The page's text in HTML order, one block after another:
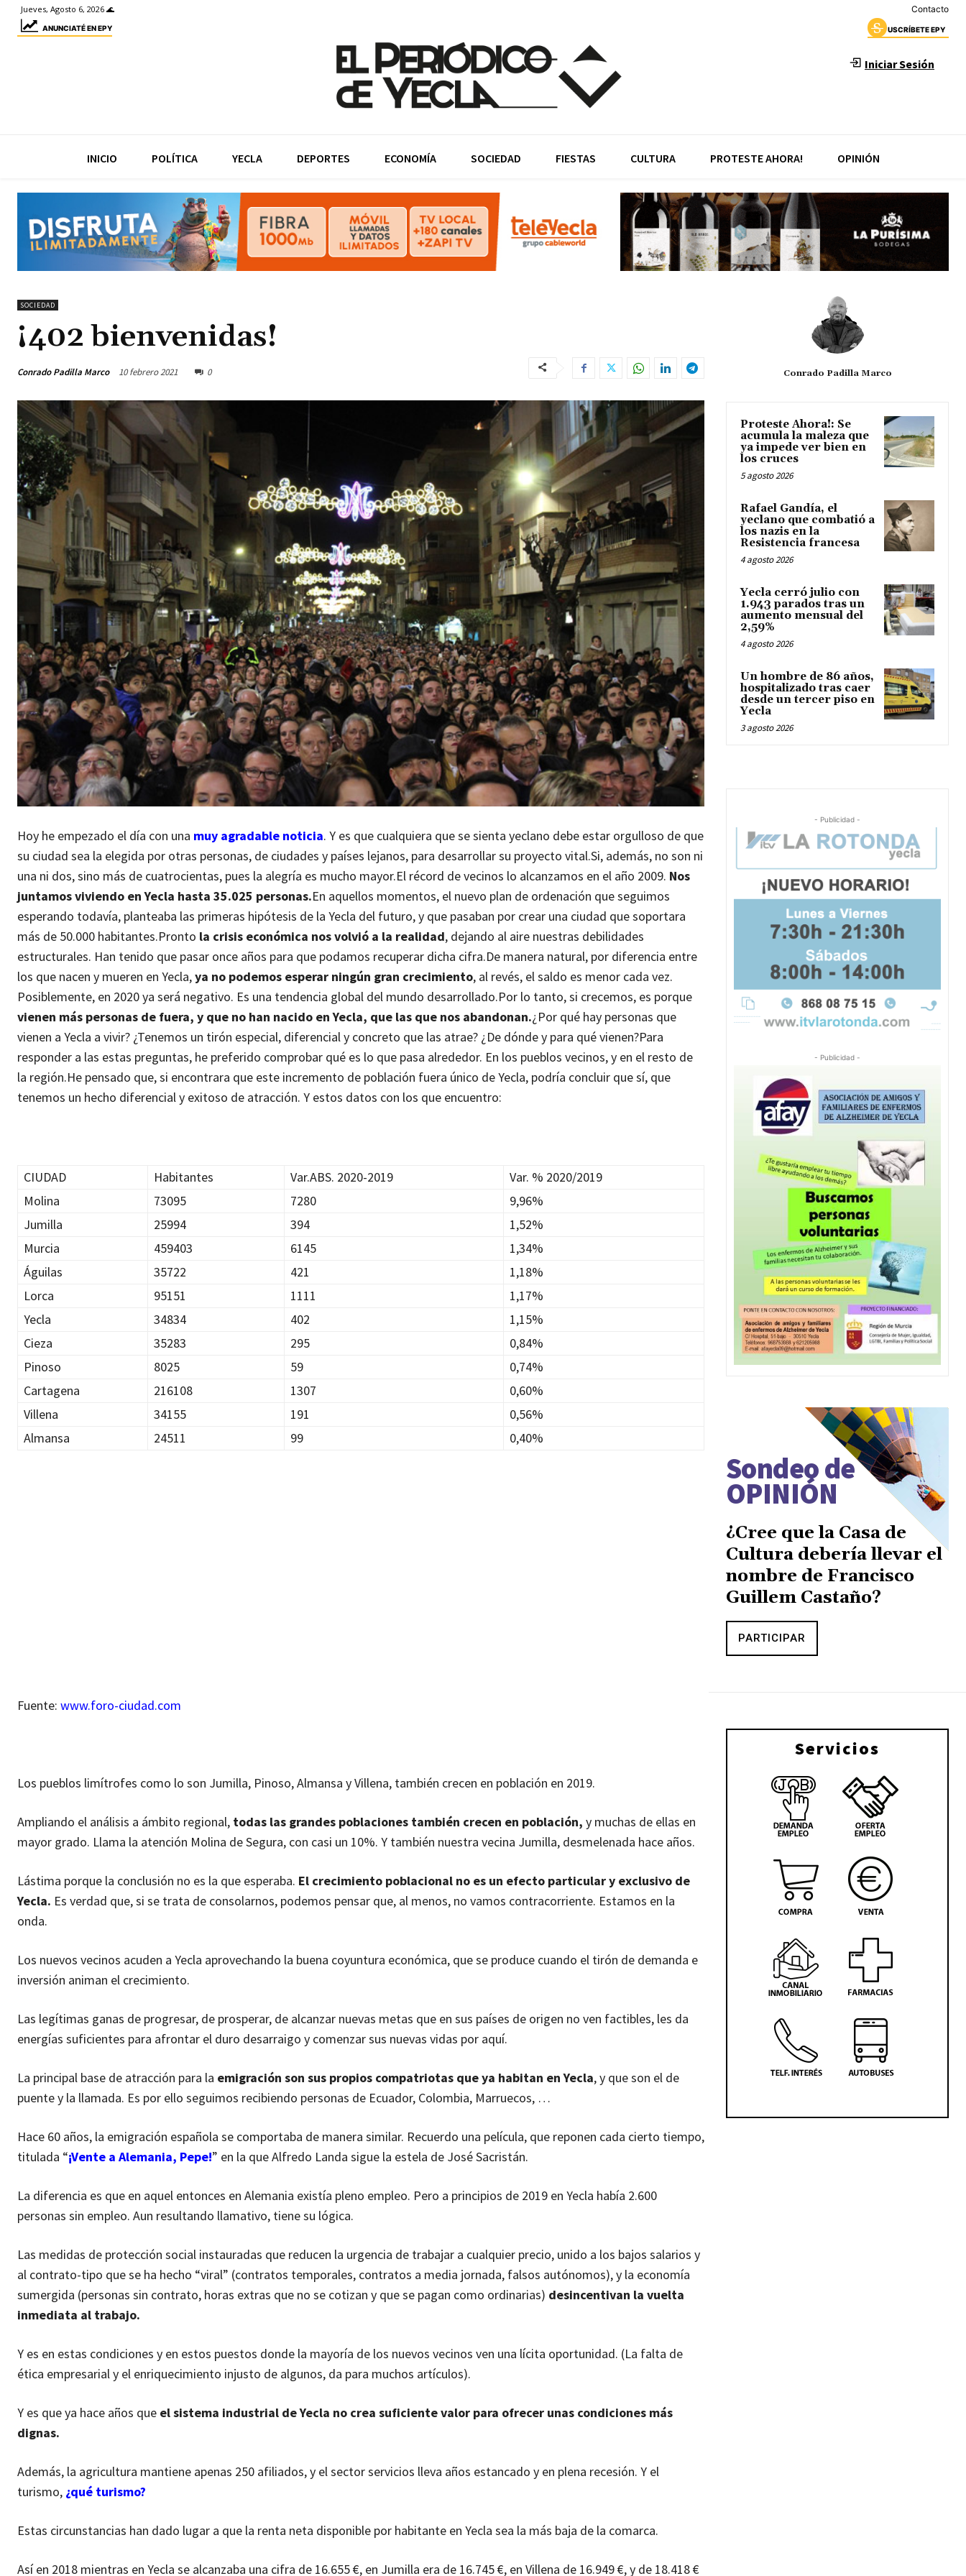
Jueves, Agosto 6, 2026 🌊 Contacto
ANUNCIATÉ EN EPY USCRÍBETE EPY
Iniciar Sesión
INICIO POLÍTICA YECLA DEPORTES ECONOMÍA SOCIEDAD FIESTAS CULTURA PROTESTE AHORA! OPINIÓN
SOCIEDAD
¡402 bienvenidas!
Conrado Padilla Marco 10 febrero 2021 0
Hoy he empezado el día con una muy agradable noticia. Y es que cualquiera que se sienta yeclano debe estar orgulloso de que
su ciudad sea la elegida por otras personas, de ciudades y países lejanos, para desarrollar su proyecto vital.Si, además, no son ni
una ni dos, sino más de cuatrocientas, pues la alegría es mucho mayor.El récord de vecinos lo alcanzamos en el año 2009. Nos
juntamos viviendo en Yecla hasta 35.025 personas.En aquellos momentos, el nuevo plan de ordenación que seguimos
esperando todavía, planteaba las primeras hipótesis de la Yecla del futuro, y que pasaban por crear una ciudad que soportara
más de 50.000 habitantes.Pronto la crisis económica nos volvió a la realidad, dejando al aire nuestras debilidades
estructurales. Han tenido que pasar once años para que podamos recuperar dicha cifra.De manera natural, por diferencia entre
los que nacen y mueren en Yecla,ya no podemos esperar ningún gran crecimiento, al revés, el saldo es menor cada vez.
Posiblemente, en 2020 ya será negativo. Es una tendencia global del mundo desarrollado.Por lo tanto, si crecemos, es porque
vienen más personas de fuera, y que no han nacido en Yecla, que las que nos abandonan.¿Por qué hay personas que
vienen a Yecla a vivir? ¿Tenemos un tirón especial, diferencial y concreto que las atrae? ¿De dónde y para qué vienen?Para
responder a las estas preguntas, he preferido comprobar qué es lo que pasa alrededor. En los pueblos vecinos, y en el resto de
la región.He pensado que, si encontrara que este incremento de población fuera único de Yecla, podría concluir que sí, que
tenemos un hecho diferencial y exitoso de atracción. Y estos datos con los que encuentro:
CIUDAD Habitantes Var.ABS. 2020-2019
Var. % 2020/2019
Molina
73095 7280
9,96%
Jumilla
25994 394
1,52%
Murcia
459403 6145
1,34%
Águilas
35722 421
1,18%
Lorca
95151 1111
1,17%
Yecla
34834 402
1,15%
Cieza
35283 295
0,84%
Pinoso
8025 59
0,74%
Cartagena
216108 1307
0,60%
Villena
34155 191
0,56%
Almansa
24511 99 0,40%
Fuente: www.foro-ciudad.com
Los pueblos limítrofes como lo son Jumilla, Pinoso, Almansa y Villena, también crecen en población en 2019.
Ampliando el análisis a ámbito regional, todas las grandes poblaciones también crecen en población, y muchas de ellas en
mayor grado. Llama la atención Molina de Segura, con casi un 10%. Y también nuestra vecina Jumilla, desmelenada hace años.
Lástima porque la conclusión no es la que esperaba. El crecimiento poblacional no es un efecto particular y exclusivo de
Yecla. Es verdad que, si se trata de consolarnos, podemos pensar que, al menos, no vamos contracorriente. Estamos en la
onda.
Los nuevos vecinos acuden a Yecla aprovechando la buena coyuntura económica, que se produce cuando el tirón de demanda e
inversión animan el crecimiento.
Las legítimas ganas de progresar, de prosperar, de alcanzar nuevas metas que en sus países de origen no ven factibles, les da
energías suficientes para afrontar el duro desarraigo y comenzar sus nuevas vidas por aquí.
La principal base de atracción para la emigración son sus propios compatriotas que ya habitan en Yecla, y que son el de
puente y la llamada. Es por ello seguimos recibiendo personas de Ecuador, Colombia, Marruecos, …
Hace 60 años, la emigración española se comportaba de manera similar. Recuerdo una película, que reponen cada cierto tiempo,
titulada “¡Vente a Alemania, Pepe!” en la que Alfredo Landa sigue la estela de José Sacristán.
La diferencia es que en aquel entonces en Alemania existía pleno empleo. Pero a principios de 2019 en Yecla había 2.600
personas sin empleo. Aun resultando llamativo, tiene su lógica.
Las medidas de protección social instauradas que reducen la urgencia de trabajar a cualquier precio, unido a los bajos salarios y
al contrato-tipo que se ha hecho “viral” (contratos temporales, contratos a media jornada, falsos autónomos), y la economía
sumergida (personas sin contrato, horas extras que no se cotizan y que se pagan como ordinarias) desincentivan la vuelta
inmediata al trabajo.
Y es en estas condiciones y en estos puestos donde la mayoría de los nuevos vecinos ven una lícita oportunidad. (La falta de
ética empresarial y el enriquecimiento injusto de algunos, da para muchos artículos).
Y es que ya hace años que el sistema industrial de Yecla no crea suficiente valor para ofrecer unas condiciones más
dignas.
Además, la agricultura mantiene apenas 250 afiliados, y el sector servicios lleva años estancado y en plena recesión. Y el
turismo, ¿qué turismo?
Estas circunstancias han dado lugar a que la renta neta disponible por habitante en Yecla sea la más baja de la comarca.
Así en 2018 mientras en Yecla se alcanzaba una cifra de 16.655 €, en Jumilla era de 16.745 €, en Villena de 16.949 €, y de 18.418 €
Conrado Padilla Marco
Proteste Ahora!: Se
acumula la maleza que
ya impede ver bien en
los cruces
5 agosto 2026
Rafael Gandía, el
yeclano que combatió a
los nazis en la
Resistencia francesa
4 agosto 2026
Yecla cerró julio con
1.943 parados tras un
aumento mensual del
2,59%
4 agosto 2026
Un hombre de 86 años,
hospitalizado tras caer
desde un tercer piso en
Yecla
3 agosto 2026
- Publicidad -
- Publicidad -
Sondeo de
OPINIÓN
¿Cree que la Casa de
Cultura debería llevar el
nombre de Francisco
Guillem Castaño?
PARTICIPAR
Servicios